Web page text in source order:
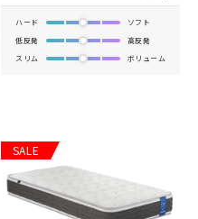
ハード
ソフト
低反発
高反発
スリム
ボリューム
SALE